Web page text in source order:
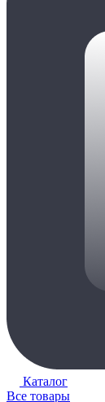
Каталог
Все товары